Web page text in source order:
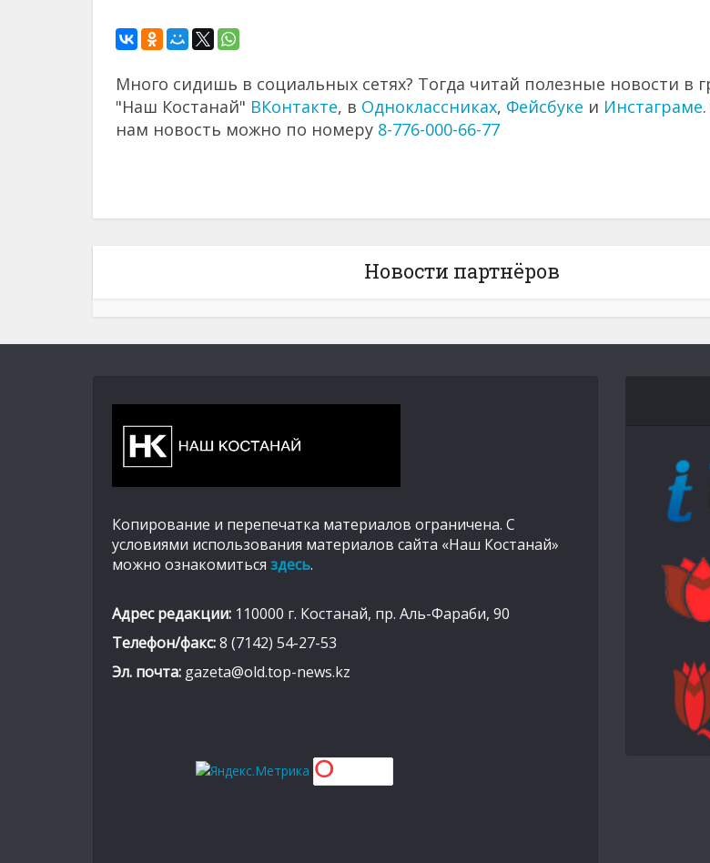
Много сидишь в социальных сетях? Тогда читай полезные новости в
"Наш Костанай" ВКонтакте, в Одноклассниках, Фейсбуке и Инстаграме
нам новость можно по номеру 8-776-000-66-77
Новости партнёров
Копирование и перепечатка материалов ограничена. С
условиями использования материалов сайта «Наш Костанай»
можно ознакомиться здесь.
Адрес редакции: 110000 г. Костанай, пр. Аль-Фараби, 90
Телефон/факс:8 (7142) 54-27-53
Эл. почта: gazeta@old.top-news.kz